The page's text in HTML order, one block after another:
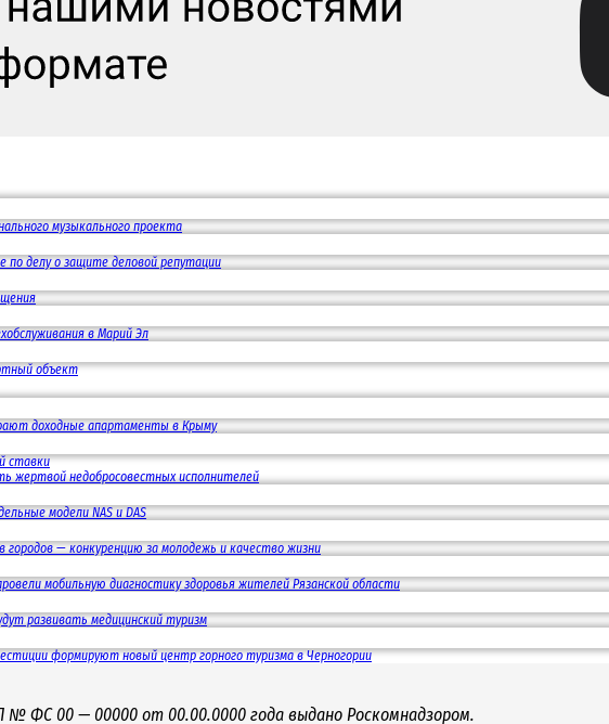
музыкального проекта
по делу о защите деловой репутации
в Марий Эл
объект
доходные апартаменты в Крыму
ставки
жертвой недобросовестных исполнителей
модели NAS и DAS
— конкуренцию за молодежь и качество жизни
мобильную диагностику здоровья жителей Рязанской области
развивать медицинский туризм
формируют новый центр горного туризма в Черногории
ФС 00 — 00000 от 00.00.0000 года выдано Роскомнадзором.